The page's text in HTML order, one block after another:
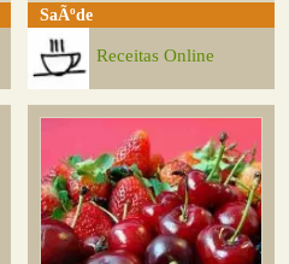
SaÃºde
Receitas Online